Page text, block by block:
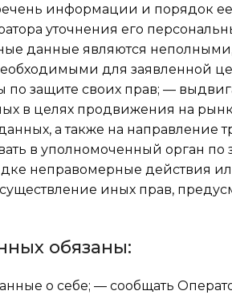
информации и порядок
уточнения его
данные являются
для заявленной
защите своих прав; —
в целях продвижения на
а также на направление
в уполномоченный орган по
неправомерные действия
иных прав,
обязаны:
о себе; — сообщать